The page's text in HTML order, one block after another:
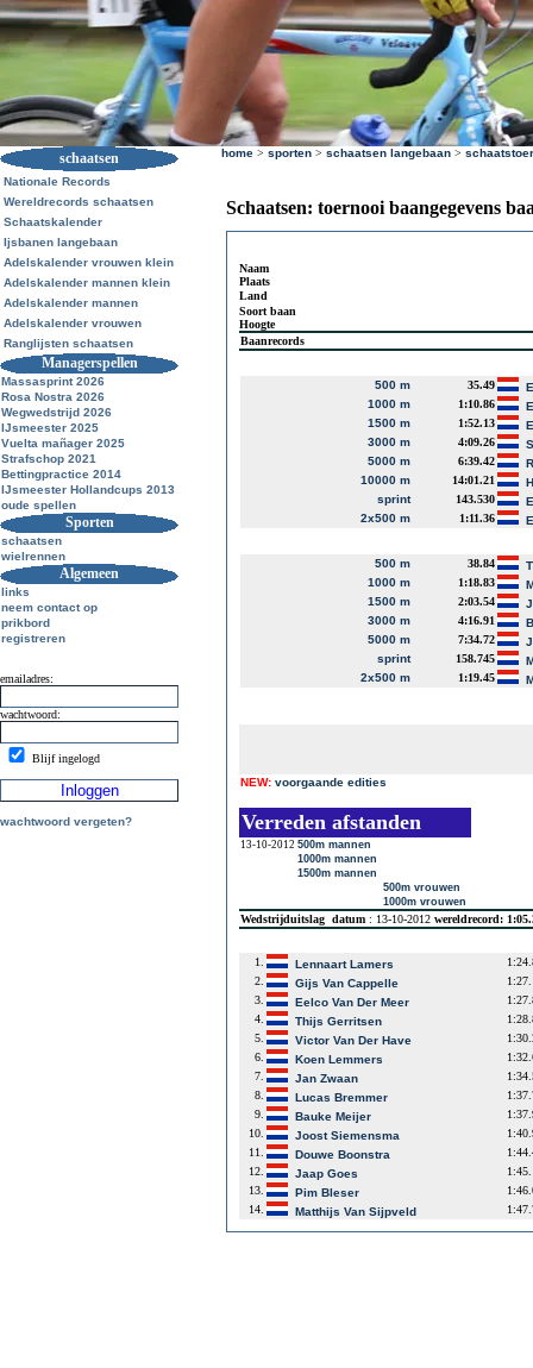
schaatsen
Nationale Records
Wereldrecords schaatsen
Schaatskalender
Ijsbanen langebaan
Adelskalender vrouwen klein
Adelskalender mannen klein
Adelskalender mannen
Adelskalender vrouwen
Ranglijsten schaatsen
Managerspellen
Massasprint 2026
Rosa Nostra 2026
Wegwedstrijd 2026
IJsmeester 2025
Vuelta mañager 2025
Strafschop 2021
Bettingpractice 2014
IJsmeester Hollandcups 2013
oude spellen
Sporten
schaatsen
wielrennen
Algemeen
links
neem contact op
prikbord
registreren
emailadres:
wachtwoord:
Blijf ingelogd
wachtwoord vergeten?
home > sporten > schaatsen langebaan >
Schaatsen: toernooi baangegevens
Naam
Plaats
Land
Soort baan
Hoogte
Baanrecords
500 m 35.49
1000 m
1:10.86
1500 m
1:52.13
3000 m
4:09.26
5000 m
6:39.42
10000 m
14:01.21
sprint
143.530
2x500 m
1:11.36
500 m 38.84
1000 m
1:18.83
1500 m
2:03.54
3000 m
4:16.91
5000 m
7:34.72
sprint
158.745
2x500 m
1:19.45
NEW: voorgaande edities
Verreden afstanden
13-10-2012 500m mannen
1000m mannen
1500m mannen
500m vrouwen
1000m vrouwen
Wedstrijduitslag datum : 13-10-2012 wereldrecord:
1. Lennaart Lamers
2.
Gijs Van Cappelle
3.
Eelco Van Der Meer
4.
Thijs Gerritsen
5.
Victor Van Der Have
6.
Koen Lemmers
7.
Jan Zwaan
8.
Lucas Bremmer
9.
Bauke Meijer
10.
Joost Siemensma
11.
Douwe Boonstra
12.
Jaap Goes
13.
Pim Bleser
14.
Matthijs Van Sijpveld